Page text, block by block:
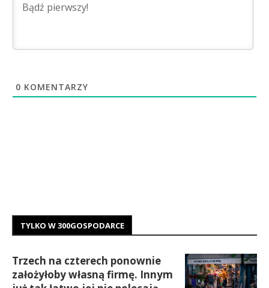
0 KOMENTARZY
TYLKO W 300GOSPODARCE
Trzech na czterech ponownie
założyłoby własną firmę. Innym